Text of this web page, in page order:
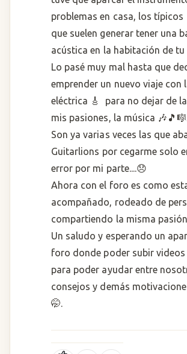
problemas en casa, los
que suelen generar tener una
acústica en la habitación de tu
Lo pasé muy mal hasta que
emprender un nuevo viaje con
eléctrica 🎸 para no dejar de
mis pasiones, la música
Son ya varias veces las que
Guitarlions por cegarme solo
error por mi parte....😞
Ahora con el foro es como
acompañado, rodeado de
compartiendo la misma
Un saludo y esperando un
foro donde poder subir videos
para poder ayudar entre
consejos y demás
🤭.